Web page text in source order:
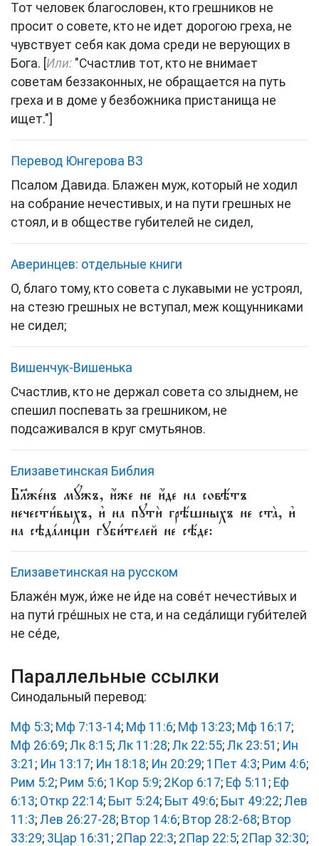
Тот человек благословен, кто грешников не
просит о совете, кто не идет дорогою греха, не
чувствует себя как дома среди не верующих в
Бога. [ Или: "Счастлив тот, кто не внимает
советам беззаконных, не обращается на путь
греха и в доме у безбожника пристанища не
ищет."]
Перевод Юнгерова ВЗ
Псалом Давида. Блажен муж, который не ходил
на собрание нечестивых, и на пути грешных не
стоял, и в обществе губителей не сидел,
Аверинцев: отдельные книги
О, благо тому, кто совета с лукавыми не устроял,
на стезю грешных не вступал, меж кощунниками
не сидел;
Вишенчук-Вишенька
Счастлив, кто не держал совета со злыднем, не
спешил поспевать за грешником, не
подсаживался в круг смутьянов.
Елизаветинская Библия
Бл҃же́нъ мꙋ́жъ, и҆́же не и҆́де на совѣ́тъ
нечести́выхъ, и҆ на пꙋтѝ грѣ́шныхъ не ста̀, и҆
на сѣда́лищи гꙋби́телей не сѣ́де:
Елизаветинская на русском
Блаже́н муж, и́же не и́де на сове́т нечести́вых и
на пути́ гре́шных не ста, и на седа́лищи губи́телей
не се́де,
Параллельные ссылки
Синодальный перевод:
Мф 5:3; Мф 7:13-14; Мф 11:6; Мф 13:23; Мф 16:17;
Мф 26:69; Лк 8:15; Лк 11:28; Лк 22:55; Лк 23:51 ; Ин
3:21 ; Ин 13:17; Ин 18:18; Ин 20:29; 1Пет 4:3; Рим 4:6;
Рим 5:2; Рим 5:6; 1Кор 5:9; 2Кор 6:17; Еф 5:11 ; Еф
6:13; Откр 22:14; Быт 5:24; Быт 49:6; Быт 49:22; Лев
11:3; Лев 26:27-28; Втор 14:6; Втор 28:2-68; Втор
33:29; 3Цар 16:31 ; 2Пар 22:3; 2Пар 22:5; 2Пар 32:30;